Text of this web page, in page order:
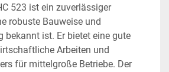
523 ist ein zuverlässiger
robuste Bauweise und
bekannt ist. Er bietet eine gute
Arbeiten und
für mittelgroße Betriebe. Der